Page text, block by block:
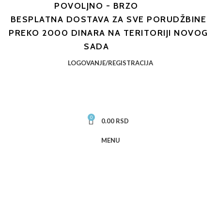
POVOLJNO - BRZO
BESPLATNA DOSTAVA ZA SVE PORUDŽBINE
PREKO 2000 DINARA NA TERITORIJI NOVOG
SADA
LOGOVANJE/REGISTRACIJA
0 0.00 RSD
MENU